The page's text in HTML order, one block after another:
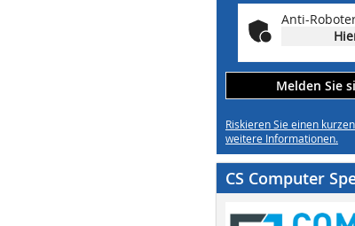
Anti-
Melden Sie
Riskieren Sie einen
weitere Informationen.
CS Computer